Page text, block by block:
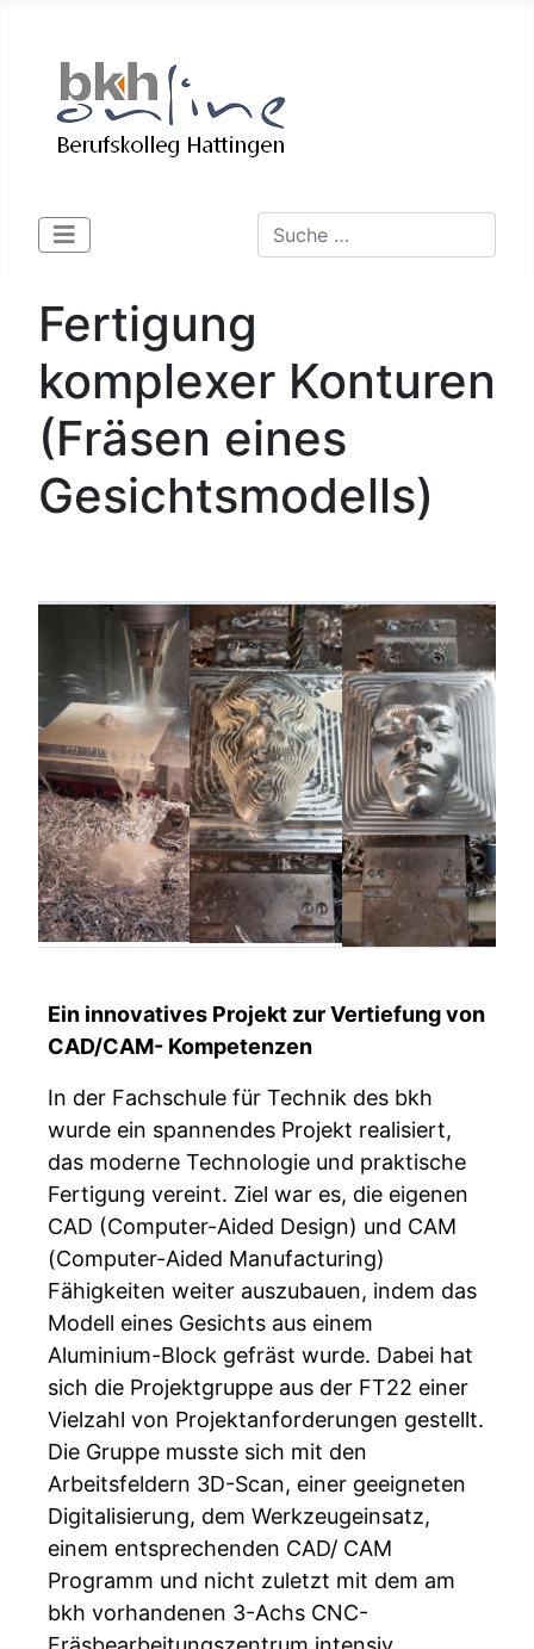
Suchen
Fertigung
komplexer Konturen
(Fräsen eines
Gesichtsmodells)
Ein innovatives Projekt zur Vertiefung von
CAD/CAM- Kompetenzen
In der Fachschule für Technik des bkh
wurde ein spannendes Projekt realisiert,
das moderne Technologie und praktische
Fertigung vereint. Ziel war es, die eigenen
CAD (Computer-Aided Design) und CAM
(Computer-Aided Manufacturing)
Fähigkeiten weiter auszubauen, indem das
Modell eines Gesichts aus einem
Aluminium-Block gefräst wurde. Dabei hat
sich die Projektgruppe aus der FT22 einer
Vielzahl von Projektanforderungen gestellt.
Die Gruppe musste sich mit den
Arbeitsfeldern 3D-Scan, einer geeigneten
Digitalisierung, dem Werkzeugeinsatz,
einem entsprechenden CAD/ CAM
Programm und nicht zuletzt mit dem am
bkh vorhandenen 3-Achs CNC-